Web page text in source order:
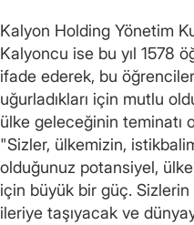
Kalyon Holding Yönetim
Kalyoncu ise bu yıl 1578
ifade ederek, bu
uğurladıkları için mutlu
ülke geleceğinin teminatı
"Sizler, ülkemizin,
olduğunuz potansiyel,
için büyük bir güç. Sizlerin
ileriye taşıyacak ve